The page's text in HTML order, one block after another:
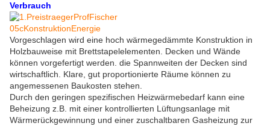
Verbrauch
Vorgeschlagen wird eine hoch wärmegedämmte Konstruktion in
Holzbauweise mit Brettstapelelementen. Decken und Wände
können vorgefertigt werden. die Spannweiten der Decken sind
wirtschaftlich. Klare, gut proportionierte Räume können zu
angemessenen Baukosten stehen.
Durch den geringen spezifischen Heizwärmebedarf kann eine
Beheizung z.B. mit einer kontrollierten Lüftungsanlage mit
Wärmerückgewinnung und einer zuschaltbaren Gasheizung zur